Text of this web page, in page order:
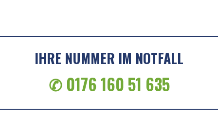
IHRE NUMMER IM NOTFALL
✆ 0176 160 51 635